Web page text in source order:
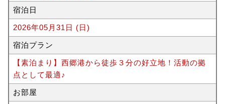
宿泊日
2026年05月31日 (日)
宿泊プラン
【素泊まり】西郷港から徒歩３分の好立地！活動の拠
点として最適♪
お部屋